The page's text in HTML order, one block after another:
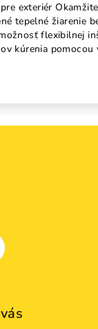
exteriér
tepelné žiarenie
flexibilnej
kúrenia pomocou